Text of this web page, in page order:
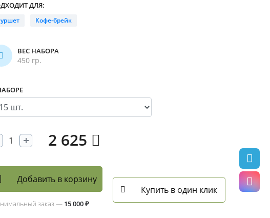
ДЛЯ:
Кофе-брейк
ВЕС НАБОРА
450 гр.
2 625
Добавить в корзину
заказ — 15 000 ₽
Купить в один клик